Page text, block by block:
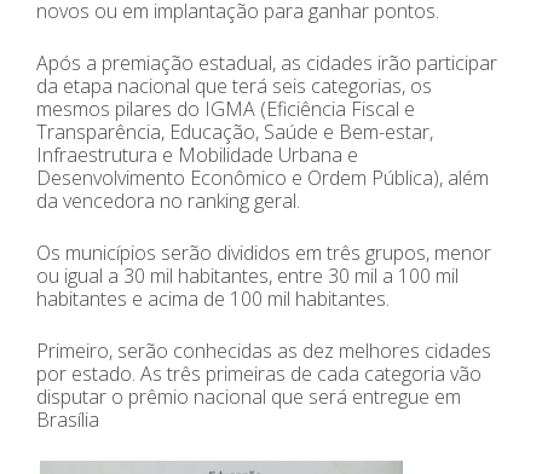
novos ou em implantação para ganhar pontos.
Após a premiação estadual, as cidades irão participar
da etapa nacional que terá seis categorias, os
mesmos pilares do IGMA (Eficiência Fiscal e
Transparência, Educação, Saúde e Bem-estar,
Infraestrutura e Mobilidade Urbana e
Desenvolvimento Econômico e Ordem Pública), além
da vencedora no ranking geral.
Os municípios serão divididos em três grupos, menor
ou igual a 30 mil habitantes, entre 30 mil a 100 mil
habitantes e acima de 100 mil habitantes.
Primeiro, serão conhecidas as dez melhores cidades
por estado. As três primeiras de cada categoria vão
disputar o prêmio nacional que será entregue em
Brasília